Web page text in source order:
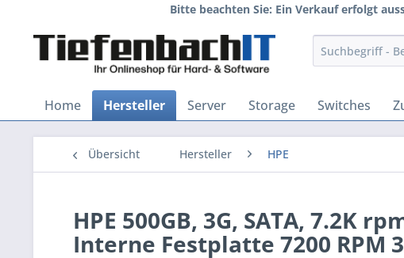
Bitte beachten Sie: Ein Verkauf erfolgt
Home Hersteller Server Storage Switches
Übersicht Hersteller HPE
HPE 500GB, 3G, SATA, 7.2K
Interne Festplatte 7200 RPM